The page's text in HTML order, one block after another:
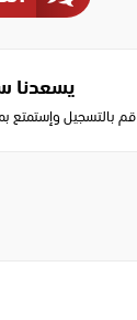
يسعدنا
قم بالتسجيل وإستمتع